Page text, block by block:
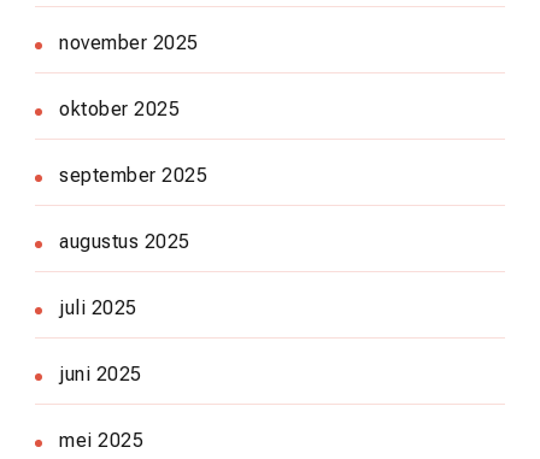
november 2025
oktober 2025
september 2025
augustus 2025
juli 2025
juni 2025
mei 2025